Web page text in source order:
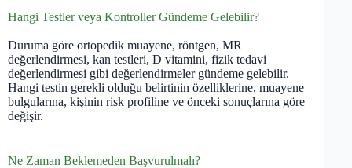
Hangi Testler veya Kontroller Gündeme Gelebilir?
Duruma göre ortopedik muayene, röntgen, MR
değerlendirmesi, kan testleri, D vitamini, fizik tedavi
değerlendirmesi gibi değerlendirmeler gündeme gelebilir.
Hangi testin gerekli olduğu belirtinin özelliklerine, muayene
bulgularına, kişinin risk profiline ve önceki sonuçlarına göre
değişir.
Ne Zaman Beklemeden Başvurulmalı?